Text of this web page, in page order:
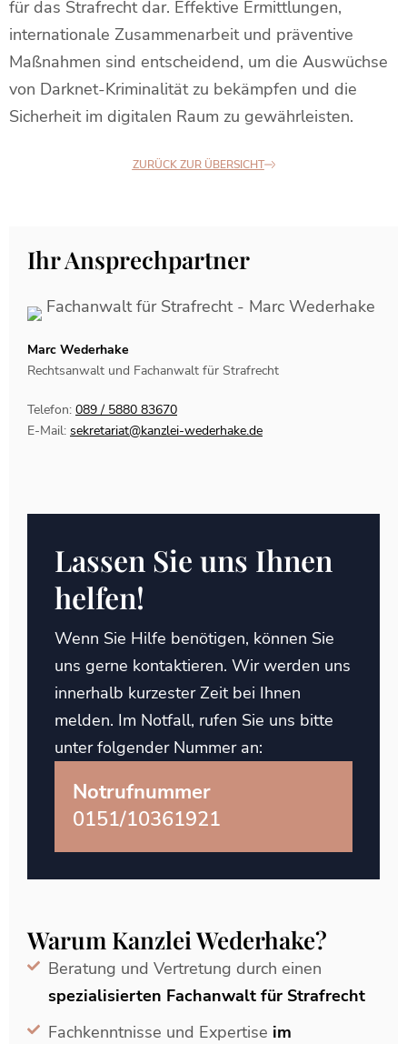
für das Strafrecht dar. Effektive Ermittlungen,
internationale Zusammenarbeit und präventive
Maßnahmen sind entscheidend, um die Auswüchse
von Darknet-Kriminalität zu bekämpfen und die
Sicherheit im digitalen Raum zu gewährleisten.
ZURÜCK ZUR ÜBERSICHT
Ihr Ansprechpartner
Marc Wederhake
Rechtsanwalt und Fachanwalt für Strafrecht
Telefon: 089 / 5880 83670
E-Mail: sekretariat@kanzlei-wederhake.de
Warum Kanzlei Wederhake?
Beratung und Vertretung durch einen
spezialisierten Fachanwalt für Strafrecht
Fachkenntnisse und Expertise im
Lassen Sie uns Ihnen
helfen!
Wenn Sie Hilfe benötigen, können Sie
uns gerne kontaktieren. Wir werden uns
innerhalb kurzester Zeit bei Ihnen
melden. Im Notfall, rufen Sie uns bitte
unter folgender Nummer an:
Notrufnummer
0151/10361921